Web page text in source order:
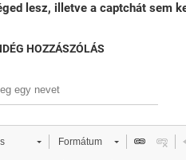
lesz, illetve a captchát sem
HOZZÁSZÓLÁS
Formátum